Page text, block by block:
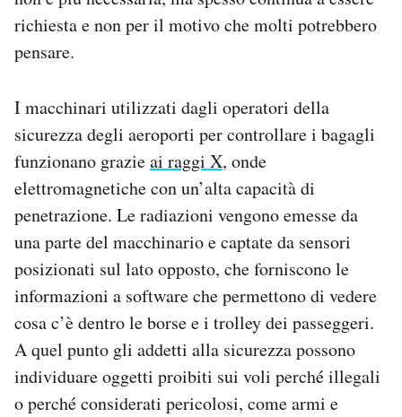
richiesta e non per il motivo che molti potrebbero
pensare.
I macchinari utilizzati dagli operatori della
sicurezza degli aeroporti per controllare i bagagli
funzionano grazieai raggi X, onde
elettromagnetiche con un’alta capacità di
penetrazione. Le radiazioni vengono emesse da
una parte del macchinario e captate da sensori
posizionati sul lato opposto, che forniscono le
informazioni a software che permettono di vedere
cosa c’è dentro le borse e i trolley dei passeggeri.
A quel punto gli addetti alla sicurezza possono
individuare oggetti proibiti sui voli perché illegali
o perché considerati pericolosi, come armi e